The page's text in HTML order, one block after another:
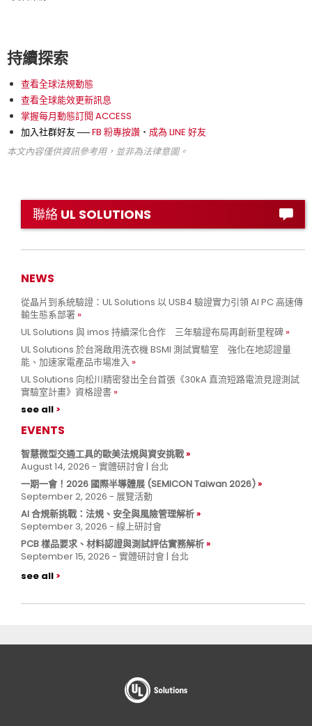
持續探索
查看全球法規動態
查看全球能效更新訊息
掌握每月動態訂閱 ACCESS
加入社群好友 ──FB 粉專按讚 ‧ 成為 LINE 好友
本文內容僅供資訊參考用，並非為法律意圖。
聯絡 UL SOLUTIONS
NEWS
從晶片到系統驗證：UL Solutions 以 USB4 驗證實力引領 AI PC 高速傳
輸生態系部署
UL Solutions 與 imos 持續深化合作 三年驗證布局再創新里程碑
UL Solutions 於台灣啟用洗衣機 BSMI 測試實驗室 強化在地認證量
能、加速家電產品市場准入
UL Solutions 向松川精密發出全台首張《30kA 直流短路電流見證測試
實驗室計畫》資格證書
see all
EVENTS
智慧微型交通工具的歐美法規與資安挑戰
August 14, 2026 - 實體研討會 | 台北
一期一會！2026 國際半導體展 (SEMICON Taiwan 2026)
September 2, 2026 - 展覽活動
AI 合規新挑戰：法規、安全與風險管理解析
September 3, 2026 - 線上研討會
PCB 樣品要求、材料認證與測試評估實務解析
September 15, 2026 - 實體研討會 | 台北
see all